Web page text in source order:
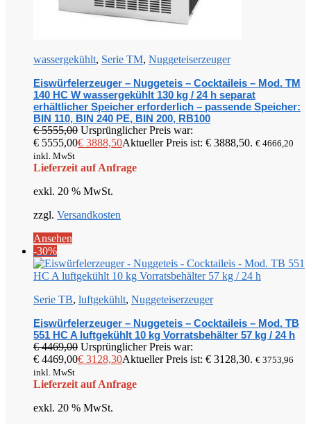
wassergekühlt, Serie TM, Nuggeteiserzeuger
Eiswürfelerzeuger – Nuggeteis – Cocktaileis – Mod. TM
140 HC W wassergekühlt 130 kg / 24 h separat
erhältlicher Speicher erforderlich – passende Speicher:
BIN 110, BIN 240 PE, BIN 200, RB100
€5555,00 Ursprünglicher Preis war:
€ 5555,00€ 3888,50Aktueller Preis ist: € 3888,50. € 4666,20
inkl. MwSt
Lieferzeit auf Anfrage
exkl. 20 % MwSt.
zzgl. Versandkosten
Ansehen
-30%
Serie TB, luftgekühlt, Nuggeteiserzeuger
Eiswürfelerzeuger – Nuggeteis – Cocktaileis – Mod. TB
551 HC A luftgekühlt 10 kg Vorratsbehälter 57 kg / 24 h
€4469,00 Ursprünglicher Preis war:
€ 4469,00€ 3128,30Aktueller Preis ist: € 3128,30. € 3753,96
inkl. MwSt
Lieferzeit auf Anfrage
exkl. 20 % MwSt.